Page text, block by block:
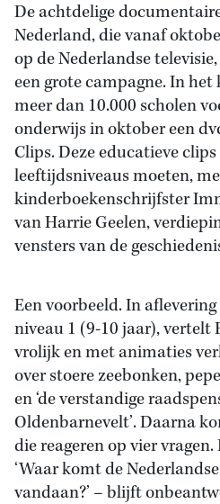
De achtdelige
Nederland, die vanaf
op de Nederlandse
een grote campagne. In
meer dan 10.000 scholen
onderwijs in oktober een
Clips. Deze educatieve
leeftijdsniveaus moeten,
kinderboekenschrijfster
van Harrie Geelen,
vensters van de
Een voorbeeld. In aflevering
niveau 1 (9-10 jaar), vertelt
vrolijk en met animaties
over stoere zeebonken,
en ‘de verstandige
Oldenbarnevelt’. Daarna
die reageren op vier
‘Waar komt de
vandaan?’ – blijft